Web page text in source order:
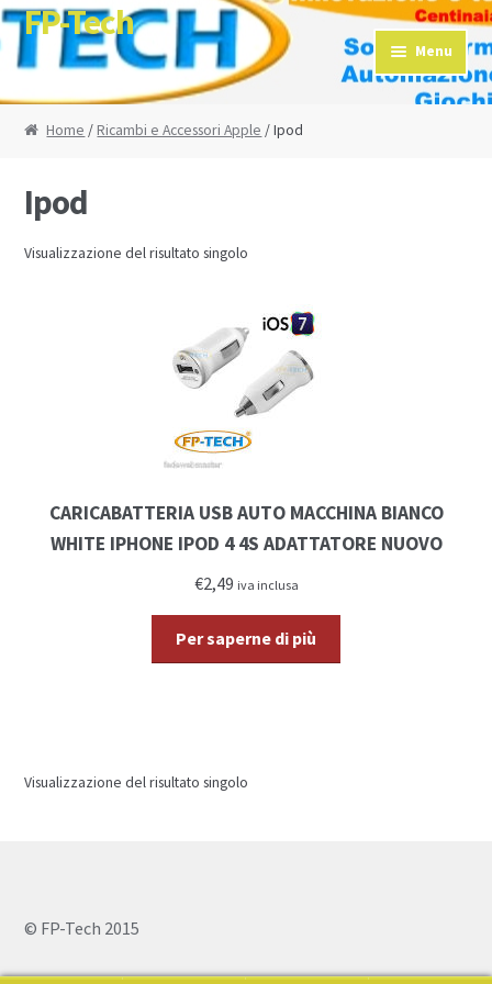
Skip to navigation
Skip to content
FP-Tech
Menu
Home / Ricambi e Accessori Apple / Ipod
Ipod
Visualizzazione del risultato singolo
CARICABATTERIA USB AUTO MACCHINA BIANCO
WHITE IPHONE IPOD 4 4S ADATTATORE NUOVO
€2,49 iva inclusa
Per saperne di più
Visualizzazione del risultato singolo
© FP-Tech 2015